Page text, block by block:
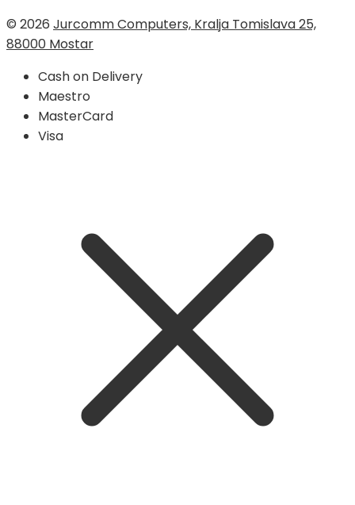
© 2026 Jurcomm Computers, Kralja Tomislava 25,
88000 Mostar
Cash on Delivery
Maestro
MasterCard
Visa